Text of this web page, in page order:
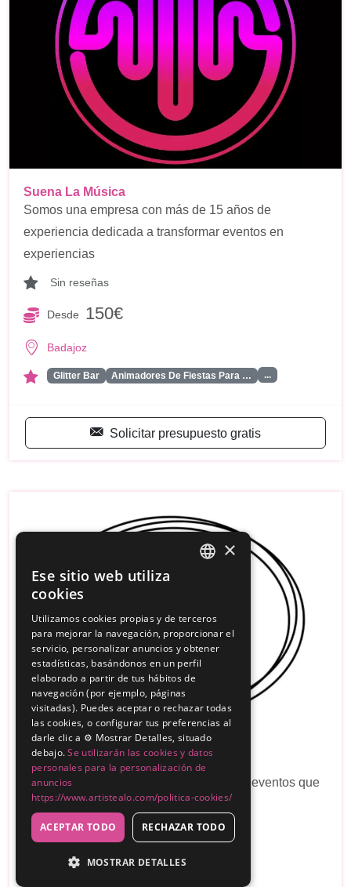
Suena La Música
Somos una empresa con más de 15 años de
experiencia dedicada a transformar eventos en
experiencias
Sin reseñas
Desde 150€
Badajoz
Glitter Bar Animadores De Fiestas Para … ...
Solicitar presupuesto gratis
eventos hispania
Somos una empresa de organización de eventos que
trabaja con todo tipo de profesionales
Sin reseñas
Desde 100€
×
Ese sitio web utiliza
cookies
Utilizamos cookies propias y de terceros
para mejorar la navegación, proporcionar el
servicio, personalizar anuncios y obtener
estadísticas, basándonos en un perfil
elaborado a partir de tus hábitos de
navegación (por ejemplo, páginas
visitadas). Puedes aceptar o rechazar todas
las cookies, o configurar tus preferencias al
darle clic a ⚙️ Mostrar Detalles, situado
debajo.Se utilizarán las cookies y datos
personales para la personalización de
anuncios
https://www.artistealo.com/politica-cookies/
ACEPTAR TODO RECHAZAR TODO
MOSTRAR DETALLES